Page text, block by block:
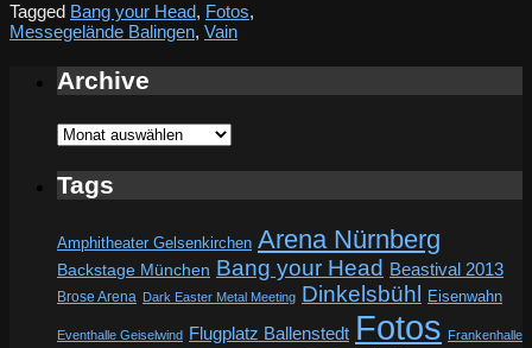
Tagged Bang your Head, Fotos,
Messegelände Balingen, Vain
Archive
Archive
Tags
Amphitheater Gelsenkirchen Arena Nürnberg
Backstage München Bang your Head Beastival 2013
Brose Arena Dark Easter Metal Meeting Dinkelsbühl Eisenwahn
Eventhalle Geiselwind Flugplatz Ballenstedt Fotos Frankenhalle